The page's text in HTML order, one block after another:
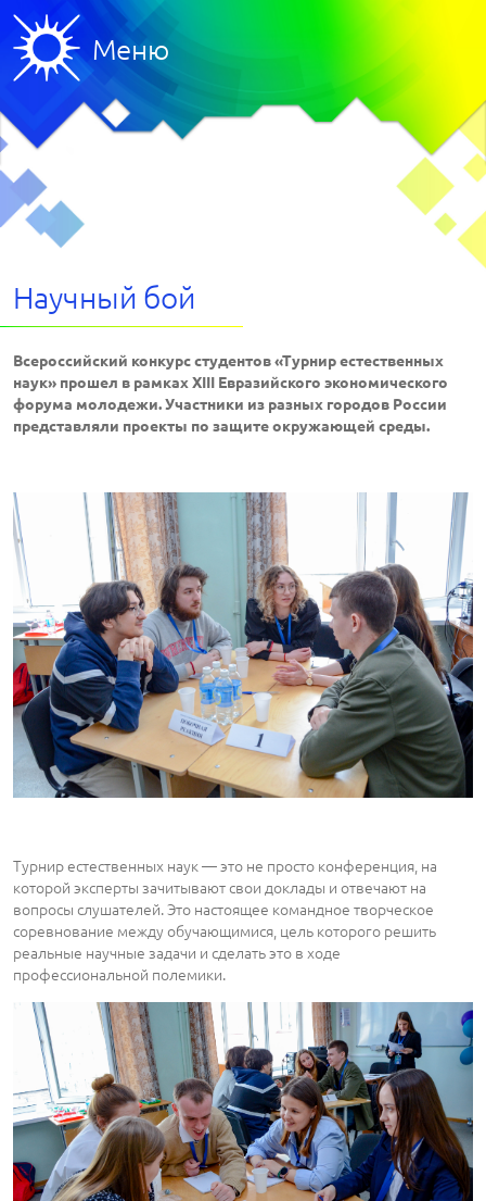
Меню
Научный бой
Всероссийский конкурс студентов «Турнир естественных
наук» прошел в рамках ХIII Евразийского экономического
форума молодежи. Участники из разных городов России
представляли проекты по защите окружающей среды.
Турнир естественных наук ― это не просто конференция, на
которой эксперты зачитывают свои доклады и отвечают на
вопросы слушателей. Это настоящее командное творческое
соревнование между обучающимися, цель которого решить
реальные научные задачи и сделать это в ходе
профессиональной полемики.